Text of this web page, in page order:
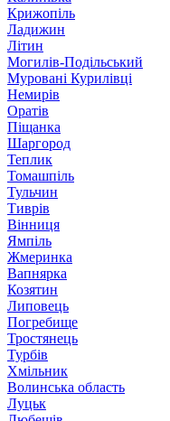
Крижопіль
Ладижин
Літин
Могилів-Подільський
Муровані Курилівці
Немирів
Оратів
Піщанка
Шаргород
Теплик
Томашпіль
Тульчин
Тиврів
Вінниця
Ямпіль
Жмеринка
Вапнярка
Козятин
Липовець
Погребище
Тростянець
Турбів
Хмільник
Волинська область
Луцьк